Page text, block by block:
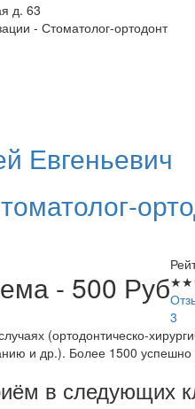
д. 63
- Стоматолог-ортодонт
Евгеньевич
- 500 Руб★★
3
(ортодонтическо-
и др.). Более 1500
в следующих